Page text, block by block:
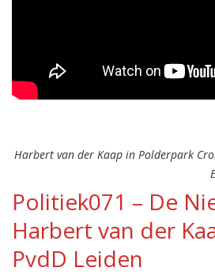
Harbert van der Kaap in Polderpark
Politiek071 – De
Harbert van der
PvdD Leiden